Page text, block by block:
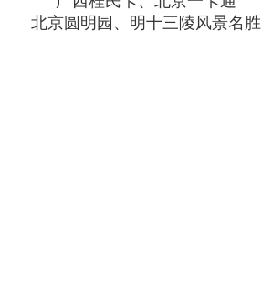
北京圆明园、明十三陵风景名胜